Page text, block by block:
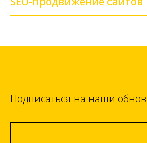
Подписаться на наши